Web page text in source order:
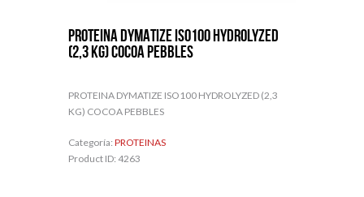
PROTEINA DYMATIZE ISO100 HYDROLYZED
(2,3 KG) COCOA PEBBLES
PROTEINA DYMATIZE ISO100 HYDROLYZED (2,3
KG) COCOA PEBBLES
Categoría: PROTEINAS
Product ID: 4263